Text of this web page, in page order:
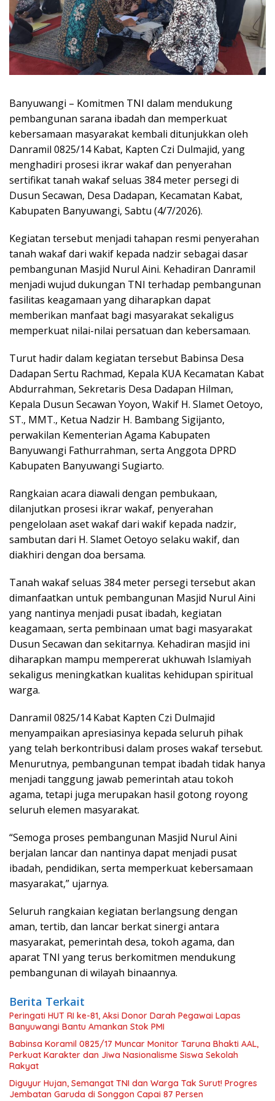
Banyuwangi – Komitmen TNI dalam mendukung
pembangunan sarana ibadah dan memperkuat
kebersamaan masyarakat kembali ditunjukkan oleh
Danramil 0825/14 Kabat, Kapten Czi Dulmajid, yang
menghadiri prosesi ikrar wakaf dan penyerahan
sertifikat tanah wakaf seluas 384 meter persegi di
Dusun Secawan, Desa Dadapan, Kecamatan Kabat,
Kabupaten Banyuwangi, Sabtu (4/7/2026).
Kegiatan tersebut menjadi tahapan resmi penyerahan
tanah wakaf dari wakif kepada nadzir sebagai dasar
pembangunan Masjid Nurul Aini. Kehadiran Danramil
menjadi wujud dukungan TNI terhadap pembangunan
fasilitas keagamaan yang diharapkan dapat
memberikan manfaat bagi masyarakat sekaligus
memperkuat nilai-nilai persatuan dan kebersamaan.
Turut hadir dalam kegiatan tersebut Babinsa Desa
Dadapan Sertu Rachmad, Kepala KUA Kecamatan Kabat
Abdurrahman, Sekretaris Desa Dadapan Hilman,
Kepala Dusun Secawan Yoyon, Wakif H. Slamet Oetoyo,
ST., MMT., Ketua Nadzir H. Bambang Sigijanto,
perwakilan Kementerian Agama Kabupaten
Banyuwangi Fathurrahman, serta Anggota DPRD
Kabupaten Banyuwangi Sugiarto.
Rangkaian acara diawali dengan pembukaan,
dilanjutkan prosesi ikrar wakaf, penyerahan
pengelolaan aset wakaf dari wakif kepada nadzir,
sambutan dari H. Slamet Oetoyo selaku wakif, dan
diakhiri dengan doa bersama.
Tanah wakaf seluas 384 meter persegi tersebut akan
dimanfaatkan untuk pembangunan Masjid Nurul Aini
yang nantinya menjadi pusat ibadah, kegiatan
keagamaan, serta pembinaan umat bagi masyarakat
Dusun Secawan dan sekitarnya. Kehadiran masjid ini
diharapkan mampu mempererat ukhuwah Islamiyah
sekaligus meningkatkan kualitas kehidupan spiritual
warga.
Danramil 0825/14 Kabat Kapten Czi Dulmajid
menyampaikan apresiasinya kepada seluruh pihak
yang telah berkontribusi dalam proses wakaf tersebut.
Menurutnya, pembangunan tempat ibadah tidak hanya
menjadi tanggung jawab pemerintah atau tokoh
agama, tetapi juga merupakan hasil gotong royong
seluruh elemen masyarakat.
“Semoga proses pembangunan Masjid Nurul Aini
berjalan lancar dan nantinya dapat menjadi pusat
ibadah, pendidikan, serta memperkuat kebersamaan
masyarakat,” ujarnya.
Seluruh rangkaian kegiatan berlangsung dengan
aman, tertib, dan lancar berkat sinergi antara
masyarakat, pemerintah desa, tokoh agama, dan
aparat TNI yang terus berkomitmen mendukung
pembangunan di wilayah binaannya.
Berita Terkait
Peringati HUT RI ke-81, Aksi Donor Darah Pegawai Lapas
Banyuwangi Bantu Amankan Stok PMI
Babinsa Koramil 0825/17 Muncar Monitor Taruna Bhakti AAL,
Perkuat Karakter dan Jiwa Nasionalisme Siswa Sekolah
Rakyat
Diguyur Hujan, Semangat TNI dan Warga Tak Surut! Progres
Jembatan Garuda di Songgon Capai 87 Persen